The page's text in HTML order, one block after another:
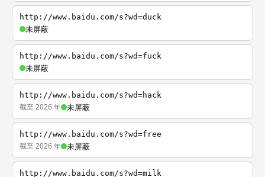
http://www.baidu.com/s?wd=duck
未屏蔽
http://www.baidu.com/s?wd=fuck
未屏蔽
http://www.baidu.com/s?wd=hack
截至 2026 年 未屏蔽
http://www.baidu.com/s?wd=free
截至 2026 年 未屏蔽
http://www.baidu.com/s?wd=milk